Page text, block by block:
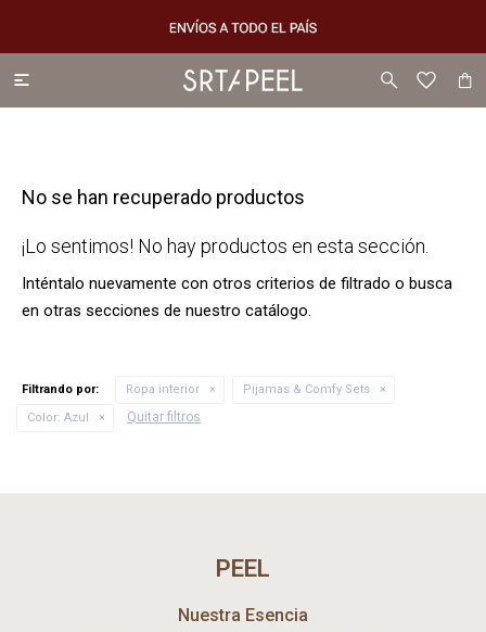

No se han recuperado productos
¡Lo sentimos! No hay productos en esta sección.
Inténtalo nuevamente con otros criterios de filtrado o busca
en otras secciones de nuestro catálogo.
Filtrando por: Ropa interior
Pijamas & Comfy Sets
Color: Azul Quitar filtros
PEEL
Nuestra Esencia